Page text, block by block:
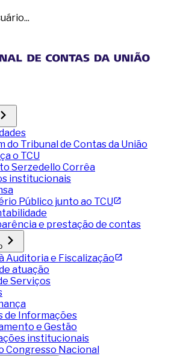
do Tribunal de Contas da União
o TCU
Serzedello Corrêa
institucionais
Público junto ao TCU
e prestação de contas
Auditoria e Fiscalização
atuação
Serviços
de Informações
e Gestão
institucionais
Congresso Nacional